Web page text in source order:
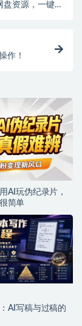
资源，一键获
作！
AI玩伪纪录片，
简单
AI写稿与过稿的